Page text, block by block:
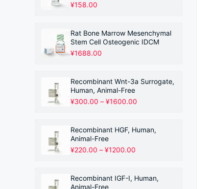
¥158.00
Rat Bone Marrow Mesenchymal
Stem Cell Osteogenic IDCM
¥1688.00
Recombinant Wnt-3a Surrogate,
Human, Animal-Free
¥300.00 – ¥1600.00
围：
¥300.00
Recombinant HGF, Human,
Animal-Free
¥220.00 – ¥1200.00
围：
¥220.00
Recombinant IGF-I, Human,
Animal-Free